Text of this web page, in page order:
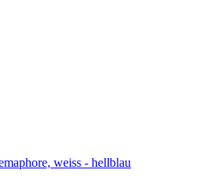
weiss - hellblau